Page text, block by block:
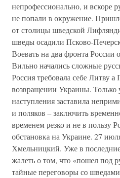
непрофессионально, и вскоре
не попали в окружение.
от столицы шведской
шведы осадили Псково-
Воевать на два фронта России
Вильно начались сложные
Россия требовала себе Литву
возвращении Украины. Только
наступления заставила
и поляков – заключить
временем резко и не в пользу
обстановка на Украине. 27
Хмельницкий. Уже в
жалеть о том, что «пошел под
тайные переговоры со